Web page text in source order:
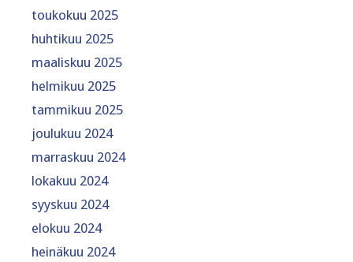
toukokuu 2025
huhtikuu 2025
maaliskuu 2025
helmikuu 2025
tammikuu 2025
joulukuu 2024
marraskuu 2024
lokakuu 2024
syyskuu 2024
elokuu 2024
heinäkuu 2024